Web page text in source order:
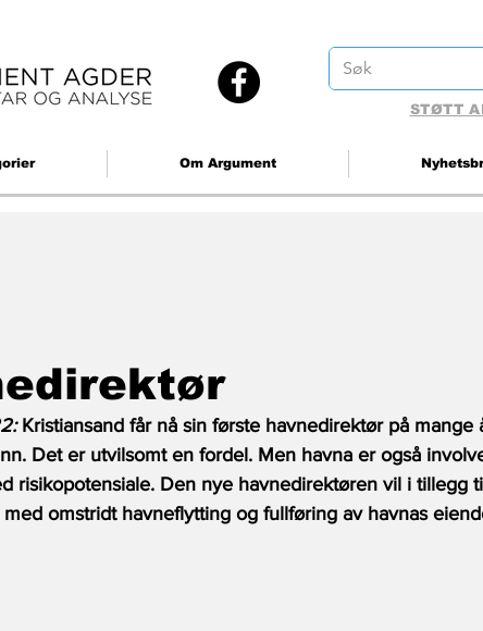
STØTT
Om Argument
Kristiansand får nå sin første havnedirektør på mange
Det er utvilsomt en fordel. Men havna er også
risikopotensiale. Den nye havnedirektøren vil i tillegg
omstridt havneflytting og fullføring av havnas